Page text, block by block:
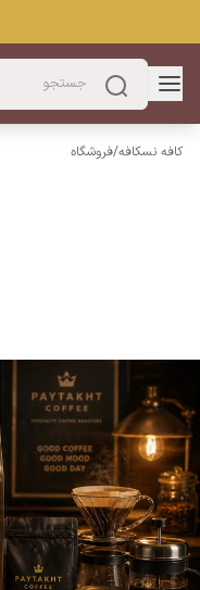
کافه نسکافه/فروشگاه